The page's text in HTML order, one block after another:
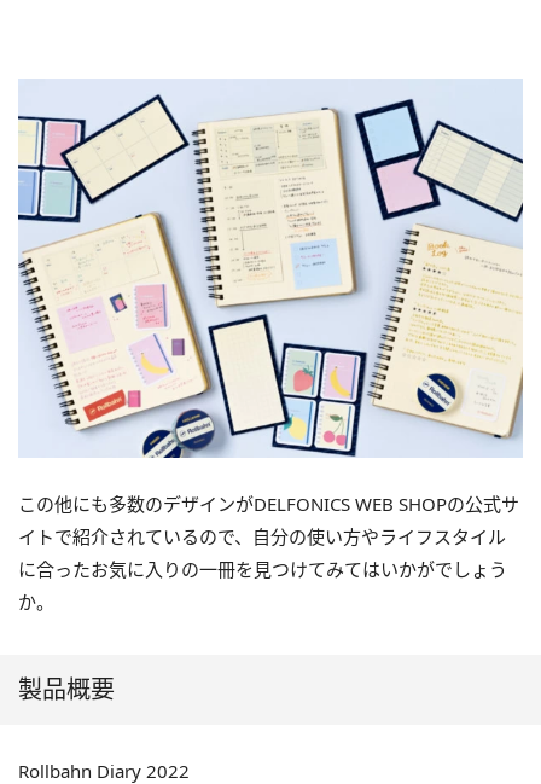
この他にも多数のデザインがDELFONICS WEB SHOPの公式サ
イトで紹介されているので、自分の使い方やライフスタイル
に合ったお気に入りの一冊を見つけてみてはいかがでしょう
か。
製品概要
Rollbahn Diary 2022